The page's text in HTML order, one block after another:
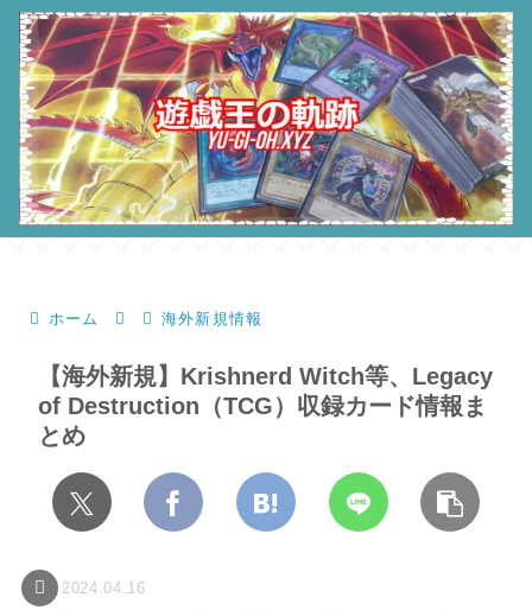
ホーム 海外新規情報
【海外新規】Krishnerd Witch等、Legacy
of Destruction（TCG）収録カード情報ま
とめ
2024.04.16